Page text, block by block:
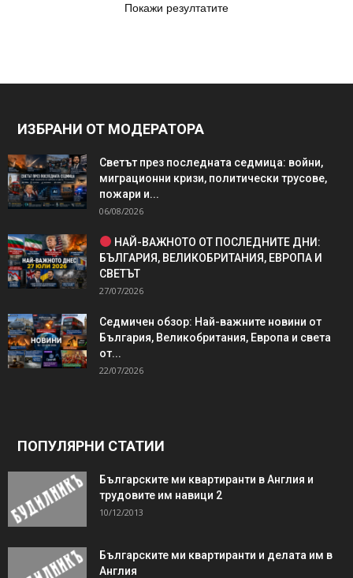
Покажи резултатите
ИЗБРАНИ ОТ МОДЕРАТОРА
Светът през последната седмица: войни,
миграционни кризи, политически трусове,
пожари и...
06/08/2026
НАЙ-ВАЖНОТО ОТ ПОСЛЕДНИТЕ ДНИ:
БЪЛГАРИЯ, ВЕЛИКОБРИТАНИЯ, ЕВРОПА И
СВЕТЪТ
27/07/2026
Седмичен обзор: Най-важните новини от
България, Великобритания, Европа и света
от...
22/07/2026
ПОПУЛЯРНИ СТАТИИ
Българските ми квартиранти в Англия и
трудовите им навици 2
10/12/2013
Българските ми квартиранти и делата им в
Англия